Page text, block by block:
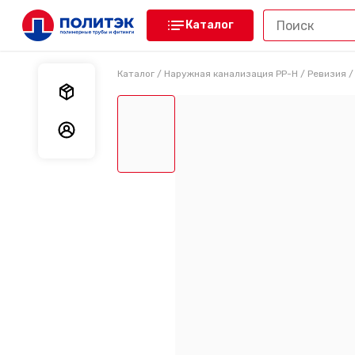
Каталог
Каталог / Наружная канализация PP-H / Ревизия /